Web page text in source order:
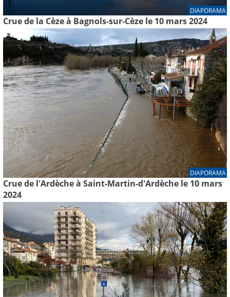
DIAPORAMA
Crue de la Cèze à Bagnols-sur-Cèze le 10 mars 2024
DIAPORAMA
Crue de l'Ardèche à Saint-Martin-d'Ardèche le 10 mars
2024